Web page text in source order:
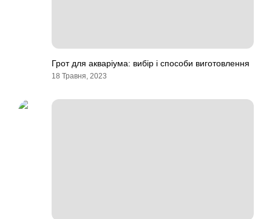
Грот для акваріума: вибір і способи виготовлення
18 Травня, 2023